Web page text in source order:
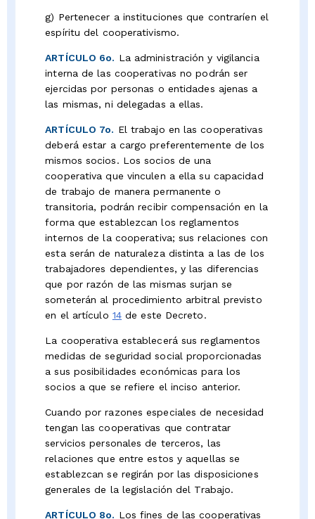
g) Pertenecer a instituciones que contraríen el
espíritu del cooperativismo.
ARTÍCULO 6o. La administración y vigilancia
interna de las cooperativas no podrán ser
ejercidas por personas o entidades ajenas a
las mismas, ni delegadas a ellas.
ARTÍCULO 7o. El trabajo en las cooperativas
deberá estar a cargo preferentemente de los
mismos socios. Los socios de una
cooperativa que vinculen a ella su capacidad
de trabajo de manera permanente o
transitoria, podrán recibir compensación en la
forma que establezcan los reglamentos
internos de la cooperativa; sus relaciones con
esta serán de naturaleza distinta a las de los
trabajadores dependientes, y las diferencias
que por razón de las mismas surjan se
someterán al procedimiento arbitral previsto
en el artículo 14 de este Decreto.
La cooperativa establecerá sus reglamentos
medidas de seguridad social proporcionadas
a sus posibilidades económicas para los
socios a que se refiere el inciso anterior.
Cuando por razones especiales de necesidad
tengan las cooperativas que contratar
servicios personales de terceros, las
relaciones que entre estos y aquellas se
establezcan se regirán por las disposiciones
generales de la legislación del Trabajo.
ARTÍCULO 8o. Los fines de las cooperativas